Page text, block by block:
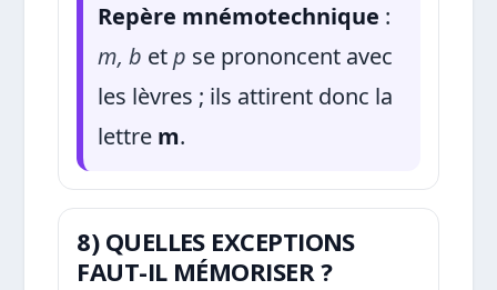
Repère mnémotechnique :
m, b etp se prononcent avec
les lèvres ; ils attirent donc la
lettre m.
8) QUELLES EXCEPTIONS
FAUT-IL MÉMORISER ?